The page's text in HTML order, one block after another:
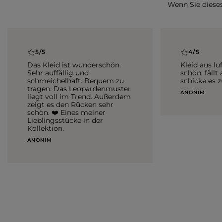
Wenn Sie
5/5
Das Kleid ist wunderschön.
Sehr auffällig und
schmeichelhaft. Bequem zu
tragen. Das Leopardenmuster
liegt voll im Trend. Außerdem
zeigt es den Rücken sehr
schön. ❤️ Eines meiner
Lieblingsstücke in der
Kollektion.
ANONIM
4/5
Kleid aus
schön, fällt
schicke es
ANONIM